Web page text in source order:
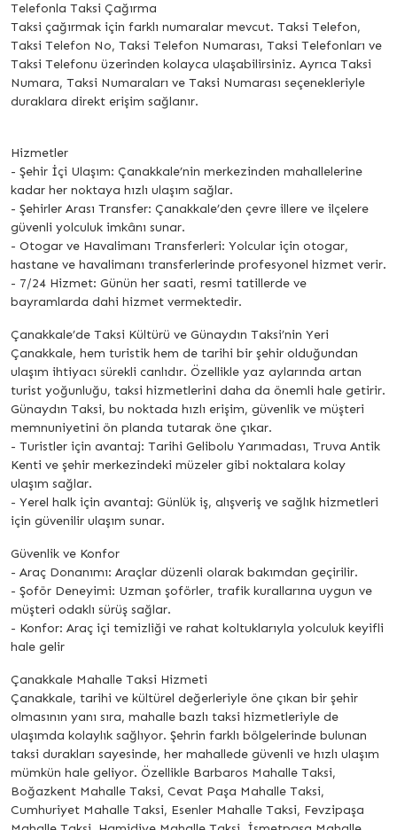
Telefonla Taksi Çağırma
Taksi çağırmak için farklı numaralar mevcut. Taksi Telefon,
Taksi Telefon No, Taksi Telefon Numarası, Taksi Telefonları ve
Taksi Telefonu üzerinden kolayca ulaşabilirsiniz. Ayrıca Taksi
Numara, Taksi Numaraları ve Taksi Numarası seçenekleriyle
duraklara direkt erişim sağlanır.
Hizmetler
- Şehir İçi Ulaşım: Çanakkale’nin merkezinden mahallelerine
kadar her noktaya hızlı ulaşım sağlar.
- Şehirler Arası Transfer: Çanakkale’den çevre illere ve ilçelere
güvenli yolculuk imkânı sunar.
- Otogar ve Havalimanı Transferleri: Yolcular için otogar,
hastane ve havalimanı transferlerinde profesyonel hizmet verir.
- 7/24 Hizmet: Günün her saati, resmi tatillerde ve
bayramlarda dahi hizmet vermektedir.
Çanakkale’de Taksi Kültürü ve Günaydın Taksi’nin Yeri
Çanakkale, hem turistik hem de tarihi bir şehir olduğundan
ulaşım ihtiyacı sürekli canlıdır. Özellikle yaz aylarında artan
turist yoğunluğu, taksi hizmetlerini daha da önemli hale getirir.
Günaydın Taksi, bu noktada hızlı erişim, güvenlik ve müşteri
memnuniyetini ön planda tutarak öne çıkar.
- Turistler için avantaj: Tarihi Gelibolu Yarımadası, Truva Antik
Kenti ve şehir merkezindeki müzeler gibi noktalara kolay
ulaşım sağlar.
- Yerel halk için avantaj: Günlük iş, alışveriş ve sağlık hizmetleri
için güvenilir ulaşım sunar.
Güvenlik ve Konfor
- Araç Donanımı: Araçlar düzenli olarak bakımdan geçirilir.
- Şoför Deneyimi: Uzman şoförler, trafik kurallarına uygun ve
müşteri odaklı sürüş sağlar.
- Konfor: Araç içi temizliği ve rahat koltuklarıyla yolculuk keyifli
hale gelir
Çanakkale Mahalle Taksi Hizmeti
Çanakkale, tarihi ve kültürel değerleriyle öne çıkan bir şehir
olmasının yanı sıra, mahalle bazlı taksi hizmetleriyle de
ulaşımda kolaylık sağlıyor. Şehrin farklı bölgelerinde bulunan
taksi durakları sayesinde, her mahallede güvenli ve hızlı ulaşım
mümkün hale geliyor. Özellikle Barbaros Mahalle Taksi,
Boğazkent Mahalle Taksi, Cevat Paşa Mahalle Taksi,
Cumhuriyet Mahalle Taksi, Esenler Mahalle Taksi, Fevzipaşa